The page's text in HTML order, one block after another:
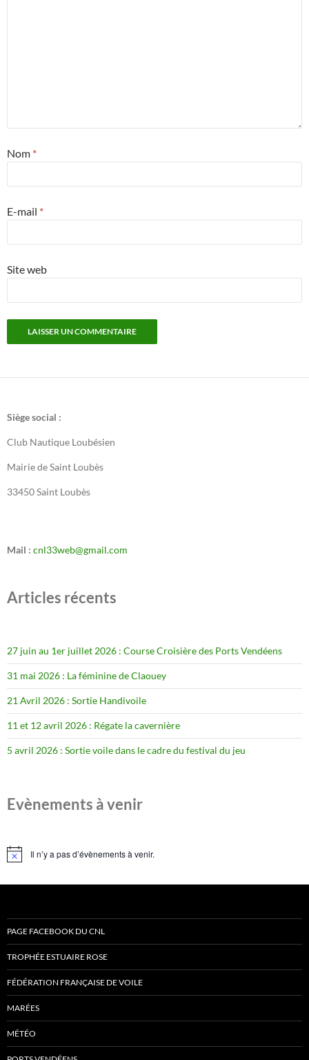
Nom *
E-mail *
Site web
Siège social :
Club Nautique Loubésien
Mairie de Saint Loubès
33450 Saint Loubès
Mail : cnl33web@gmail.com
Articles récents
27 juin au 1er juillet 2026 : Course Croisière des Ports Vendéens
31 mai 2026 : La féminine de Claouey
21 Avril 2026 : Sortie Handivoile
11 et 12 avril 2026 : Régate la cavernière
5 avril 2026 : Sortie voile dans le cadre du festival du jeu
Evènements à venir
Notice Il n’y a pas d’évènements à venir.
PAGE FACEBOOK DU CNL
TROPHÉE ESTUAIRE ROSE
FÉDÉRATION FRANÇAISE DE VOILE
MARÉES
MÉTÉO